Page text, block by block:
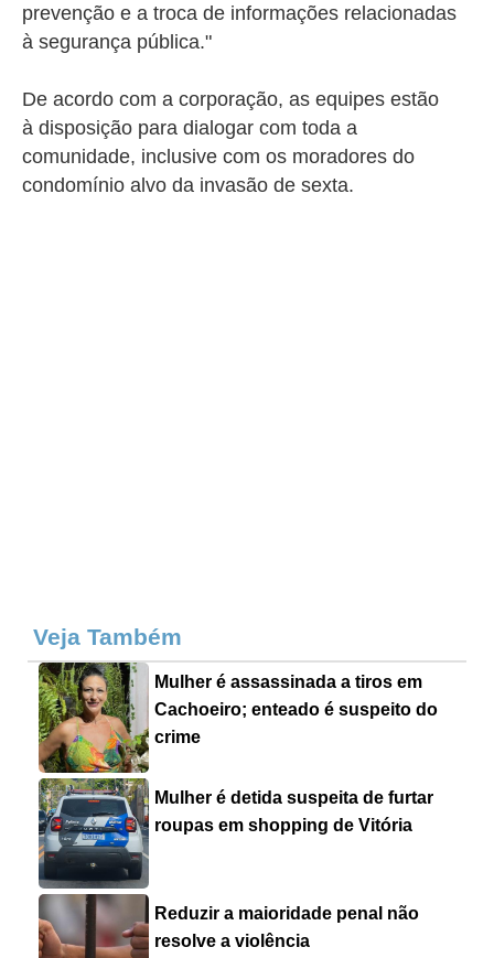
prevenção e a troca de informações relacionadas
à segurança pública."
De acordo com a corporação, as equipes estão
à disposição para dialogar com toda a
comunidade, inclusive com os moradores do
condomínio alvo da invasão de sexta.
Veja Também
Mulher é assassinada a tiros em
Cachoeiro; enteado é suspeito do
crime
Mulher é detida suspeita de furtar
roupas em shopping de Vitória
Reduzir a maioridade penal não
resolve a violência